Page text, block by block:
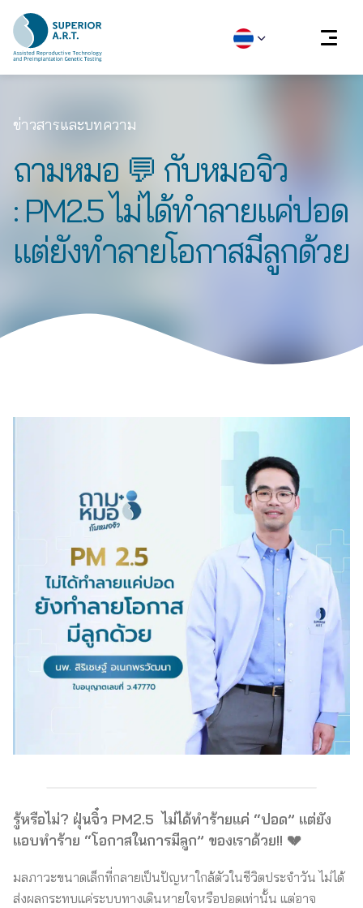
content
ข่าวสารและบทความ
ถามหมอ 💬 กับหมอจิว
: PM2.5 ไม่ได้ทำลายแค่ปอด
แต่ยังทำลายโอกาสมีลูกด้วย
รู้หรือไม่? ฝุ่นจิ๋ว PM2.5 ไม่ได้ทำร้ายแค่ “ปอด” แต่ยัง
แอบทำร้าย “โอกาสในการมีลูก” ของเราด้วย!! 💔
มลภาวะขนาดเล็กที่กลายเป็นปัญหาใกล้ตัวในชีวิตประจำวัน ไม่ได้
ส่งผลกระทบแค่ระบบทางเดินหายใจหรือปอดเท่านั้น แต่อาจ